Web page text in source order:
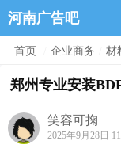
河南广告吧
首页 企业商务 材
郑州专业安装
笑容可掬
2025年9月28日